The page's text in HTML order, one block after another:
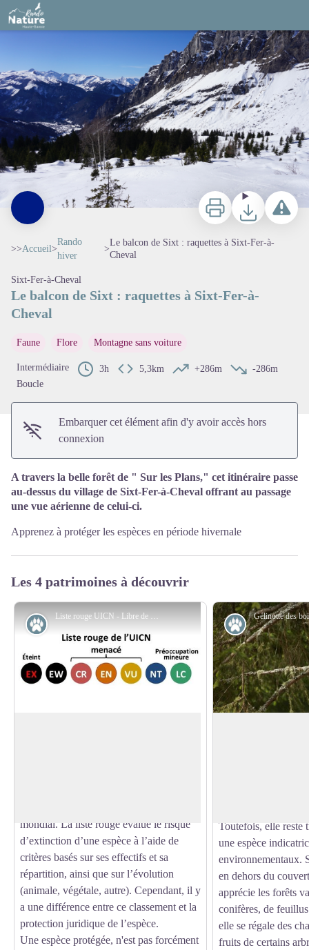
Le balcon de Sixt : raquettes à Sixt-Fer-à-Cheval
ImprimerTéléchargerSignaler
>>Accueil>
Rando
hiver
>
Le balcon de Sixt : raquettes à Sixt-Fer-à-
Cheval
Sixt-Fer-à-Cheval
Le balcon de Sixt : raquettes à Sixt-Fer-à-
Cheval
Faune Flore Montagne sans voiture
Intermédiaire 3h 5,3km +286m
-286m
Boucle
Embarquer cet élément afin d'y avoir accès hors
connexion
A travers la belle forêt de " Sur les Plans," cet itinéraire passe
au-dessus du village de Sixt-Fer-à-Cheval offrant au passage
une vue aérienne de celui-ci.
Apprenez à protéger les espèces en période hivernale
Les 4 patrimoines à découvrir
Liste rouge UICN - Libre de droit
Faune
mondial. La liste rouge évalue le risque
d’extinction d’une espèce à l’aide de
critères basés sur ses effectifs et sa
répartition, ainsi que sur l’évolution
(animale, végétale, autre). Cependant, il y
a une différence entre ce classement et la
protection juridique de l’espèce.
Une espèce protégée, n'est pas forcément
Faune
Toutefois, elle reste
une espèce
environnementaux.
en dehors du
apprécie les forêts
conifères, de
elle se régale des
fruits de certains